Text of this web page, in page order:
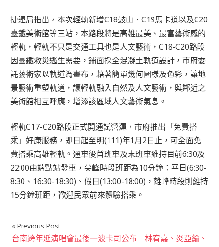
捷運局指出，本次輕軌新增C18鼓山、C19馬卡道以及C20
臺鐵美術館等三站，本路段將是高雄最美、最富藝術感的
輕軌，輕軌不只是交通工具也是人文藝術，C18-C20路段
因臺鐵救災逃生需要，鋪面採全混凝土軌道設計，市府委
託藝術家以軌道為畫布，藉著簡單幾何圖樣及色彩，讓地
景藝術重塑軌道，讓輕軌融入自然及人文藝術，與鄰近之
美術館相互呼應，增添該區域人文藝術氣息。
輕軌C17-C20路段正式開通試營運，市府推出「免費搭
乘」好康服務，即日起至明(111)年1月2日止，可全面免
費搭乘高雄輕軌。通車後首班車及末班車維持目前6:30及
22:00由端點站發車，尖峰時段班距為10分鐘：平日(6:30-
8:30、16:30-18:30)、假日(13:00-18:00)，離峰時段則維持
15分鐘班距，歡迎民眾前來體驗搭乘。
文Previous Post
台南跨年延演唱會最後一波卡司公布 林宥嘉、炎亞綸、